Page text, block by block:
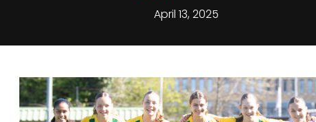
April 13, 2025